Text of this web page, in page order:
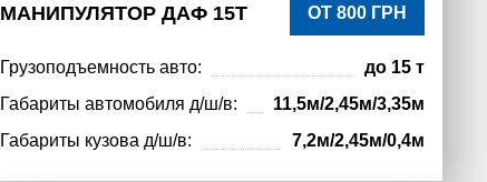
МАНИПУЛЯТОР ДАФ 15Т ОТ 800 ГРН
Грузоподъемность авто:
до 15 т
Габариты автомобиля д/ш/в:
11,5м/2,45м/3,35м
Габариты кузова д/ш/в:
7,2м/2,45м/0,4м